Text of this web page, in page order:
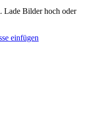
Lade Bilder hoch oder
einfügen